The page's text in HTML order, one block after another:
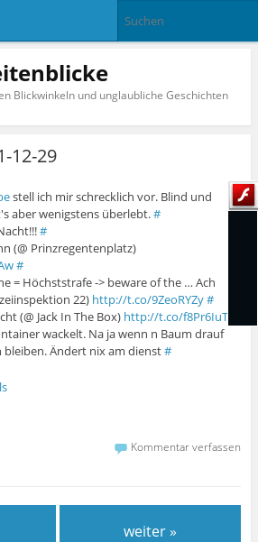
Blickwinkeln und unglaubliche Geschichten
12-29
stell ich mir schrecklich vor. Blind und
aber wenigstens überlebt.#
#
(@ Prinzregentenplatz)
#
= Höchststrafe -> beware of the … Ach
22) http://t.co/9ZeoRYZy#
(@ Jack In The Box) http://t.co/f8Pr6IuT
wackelt. Na ja wenn n Baum drauf
bleiben. Ändert nix am dienst#
Kommentar verfassen
weiter »